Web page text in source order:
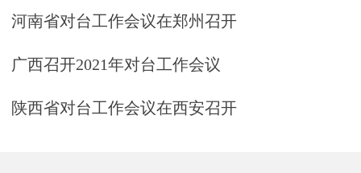
河南省对台工作会议在郑州召开
广西召开2021年对台工作会议
陕西省对台工作会议在西安召开